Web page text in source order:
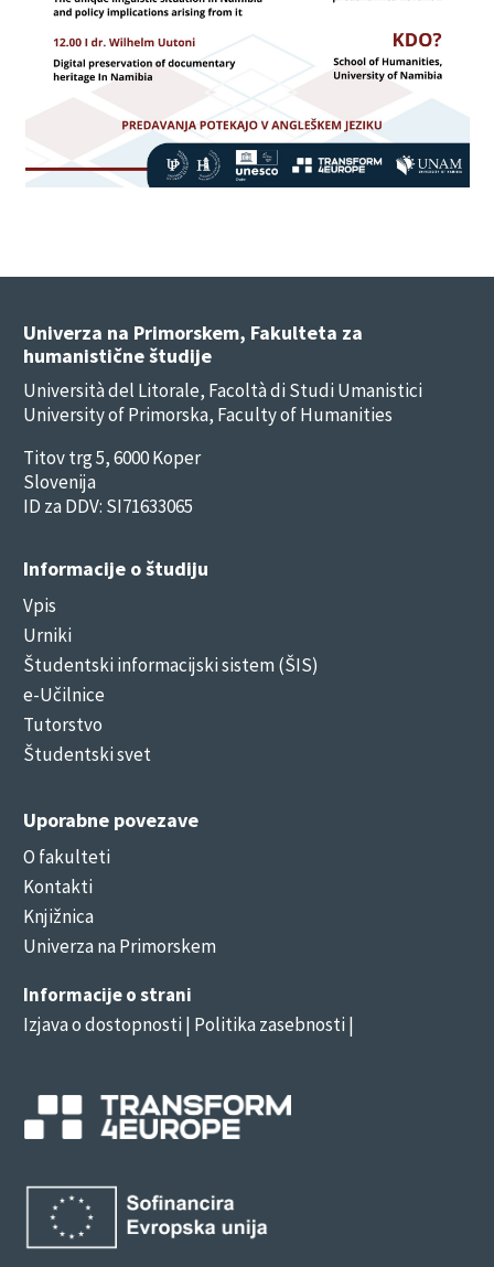
Univerza na Primorskem, Fakulteta za
humanistične študije
Università del Litorale, Facoltà di Studi Umanistici
University of Primorska, Faculty of Humanities
Titov trg 5, 6000 Koper
Slovenija
ID za DDV: SI71633065
Informacije o študiju
Vpis
Urniki
Študentski informacijski sistem (ŠIS)
e-Učilnice
Tutorstvo
Študentski svet
Uporabne povezave
O fakulteti
Kontakti
Knjižnica
Univerza na Primorskem
Informacije o strani
Izjava o dostopnosti| Politika zasebnosti |